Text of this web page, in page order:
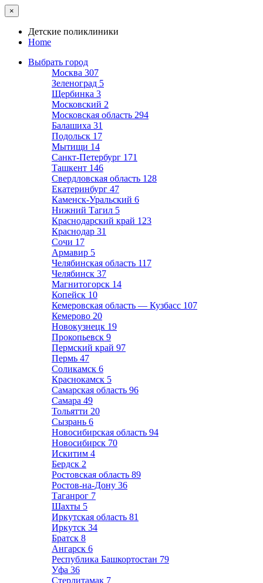
×
Детские поликлиники
Home
Выбрать город
Москва 307
Зеленоград 5
Щербинка 3
Московский 2
Московская область 294
Балашиха 31
Подольск 17
Мытищи 14
Санкт-Петербург 171
Ташкент 146
Свердловская область 128
Екатеринбург 47
Каменск-Уральский 6
Нижний Тагил 5
Краснодарский край 123
Краснодар 31
Сочи 17
Армавир 5
Челябинская область 117
Челябинск 37
Магнитогорск 14
Копейск 10
Кемеровская область — Кузбасс 107
Кемерово 20
Новокузнецк 19
Прокопьевск 9
Пермский край 97
Пермь 47
Соликамск 6
Краснокамск 5
Самарская область 96
Самара 49
Тольятти 20
Сызрань 6
Новосибирская область 94
Новосибирск 70
Искитим 4
Бердск 2
Ростовская область 89
Ростов-на-Дону 36
Таганрог 7
Шахты 5
Иркутская область 81
Иркутск 34
Братск 8
Ангарск 6
Республика Башкортостан 79
Уфа 36
Стерлитамак 7